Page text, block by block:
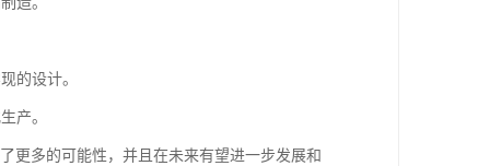
的设计。
产。
更多的可能性，并且在未来有望进一步发展和